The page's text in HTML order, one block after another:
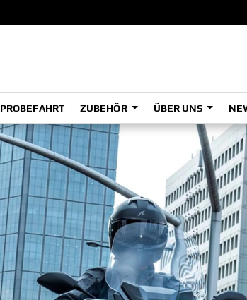
ADVENTURE
HYPER NAKED
SPORT HERITAGE
SPORT TOURING
SUPERSPORT
A
A2
PROBEFAHRT ZUBEHÖR ÜBER UNS